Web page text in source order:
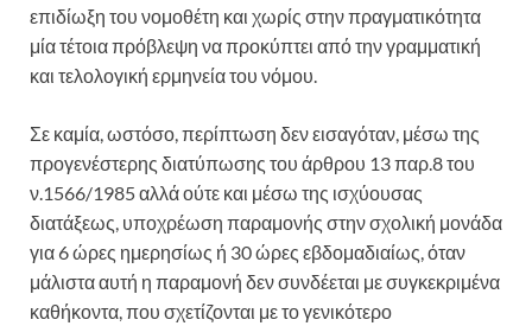
επιδίωξη του νομοθέτη και χωρίς στην πραγματικότητα
μία τέτοια πρόβλεψη να προκύπτει από την γραμματική
και τελολογική ερμηνεία του νόμου.
Σε καμία, ωστόσο, περίπτωση δεν εισαγόταν, μέσω της
προγενέστερης διατύπωσης του άρθρου 13 παρ.8 του
ν.1566/1985 αλλά ούτε και μέσω της ισχύουσας
διατάξεως, υποχρέωση παραμονής στην σχολική μονάδα
για 6 ώρες ημερησίως ή 30 ώρες εβδομαδιαίως, όταν
μάλιστα αυτή η παραμονή δεν συνδέεται με συγκεκριμένα
καθήκοντα, που σχετίζονται με το γενικότερο